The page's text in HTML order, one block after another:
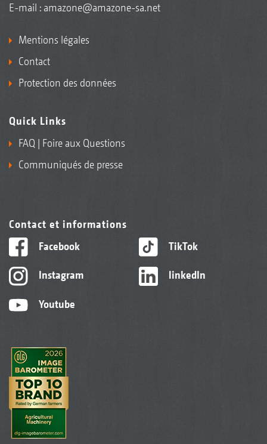
E-mail : amazone@amazone-sa.net
Mentions légales
Contact
Protection des données
Quick Links
FAQ | Foire aux Questions
Communiqués de presse
Contact et informations
Facebook
Instagram
Youtube
TikTok
linkedIn